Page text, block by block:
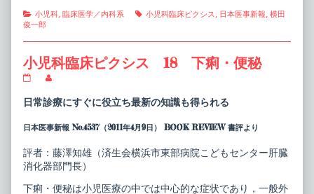
Categories
小児科, 臨床医学／内科系 Tags
小児科臨床ピクシス, 日本医事新報, 横田
俊一郎
小児科臨床ピクシス 18 下痢・便秘
科
臨
ピ
シ
ス
18
下
posts
by
author
小
児
科
臨
日常診療にすぐに役立ち最新の知識も得られる
日本医事新報 No.4537（2011年4月9日） BOOK REVIEW 書評より
評者：藤澤知雄（済生会横浜市東部病院こどもセンター肝臓
消化器部門長）
下痢・便秘は小児医療の中では中心的な症状であり，一般外